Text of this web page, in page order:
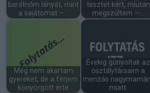
barátnőm lányát, mint
a sajátomat –…
tesztet kért, miután
megszültem —…
Még nem akartam
gyereket, de a férjem
könyörgött érte
Évekig gúnyoltak az
osztálytársaim a
menzás
miatt.